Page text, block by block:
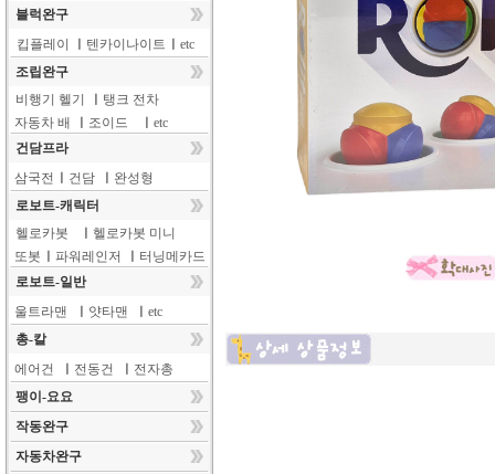
블럭완구
킵플레이
텐카이나이트
etc
조립완구
비행기 헬기
탱크 전차
자동차 배
조이드
etc
건담프라
삼국전
건담
완성형
로보트-캐릭터
헬로카봇
헬로카봇 미니
또봇
파워레인저
터닝메카드
로보트-일반
울트라맨
얏타맨
etc
총-칼
에어건
전동건
전자총
팽이-요요
작동완구
자동차완구